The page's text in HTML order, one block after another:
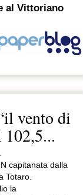
al Vittoriano
vento di
capitanata dalla
Totaro.
la